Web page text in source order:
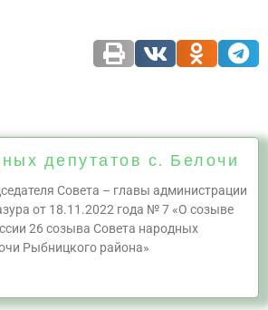
депутатов с. Белочи
Совета – главы администрации
от 18.11.2022 года № 7 «О созыве
26 созыва Совета народных
Рыбницкого района»